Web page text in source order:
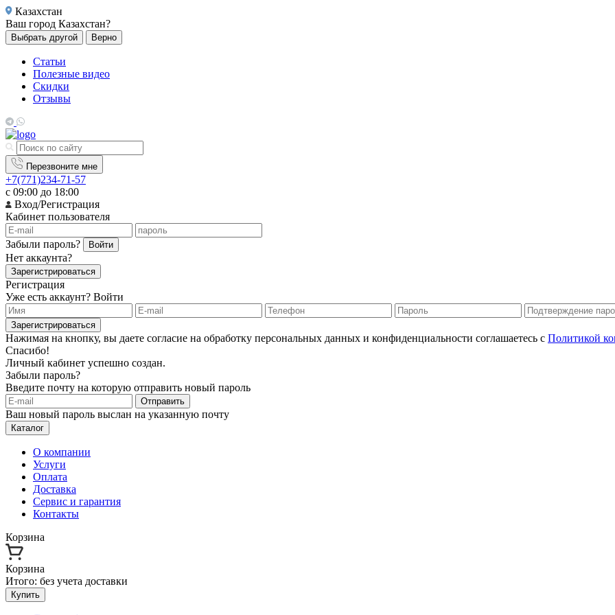
Казахстан
Ваш город Казахстан?
Выбрать другой Верно
Статьи
Полезные видео
Скидки
Отзывы
Перезвоните мне
+7(771)234-71-57
с 09:00 до 18:00
Вход/Регистрация
Кабинет пользователя
Забыли пароль? Войти
Нет аккаунта?
Зарегистрироваться
Регистрация
Уже есть аккаунт? Войти
Зарегистрироваться
Нажимая на кнопку, вы даете согласие на обработку персональных данных и конфиденциальности соглашаетесь с Политикой
Спасибо!
Личный кабинет успешно создан.
Забыли пароль?
Введите почту на которую отправить новый пароль
Отправить
Ваш новый пароль выслан на указанную почту
Каталог
О компании
Услуги
Оплата
Доставка
Сервис и гарантия
Контакты
Корзина
Корзина
Итого: без учета доставки
Купить